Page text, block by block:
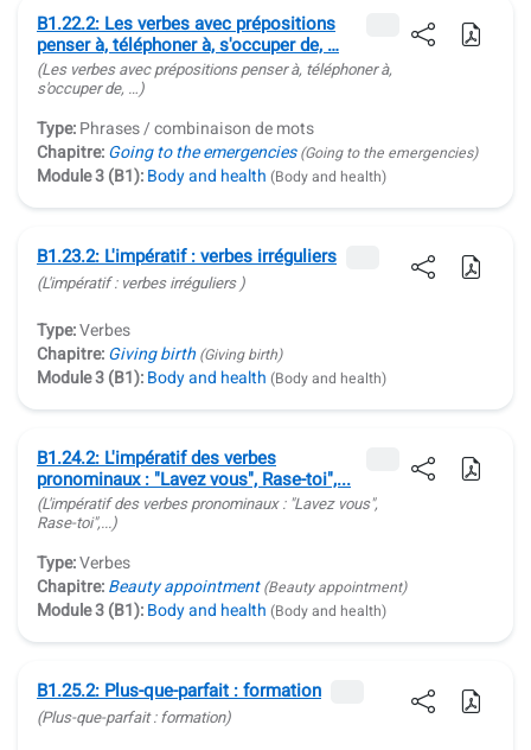
B1.22.2: Les verbes avec prépositions
penser à, téléphoner à, s'occuper de, …
(Les verbes avec prépositionspenser à, téléphoner à,
s'occuper de, …)
Type:Phrases / combinaison de mots
Chapitre:Going to the emergencies (Going to the emergencies)
Module 3 (B1):Body and health (Body and health)
B1.23.2: L'impératif : verbes irréguliers
(L'impératif : verbes irréguliers )
Type:Verbes
Chapitre:Giving birth (Giving birth)
Module 3 (B1):Body and health (Body and health)
B1.24.2: L'impératif des verbes
pronominaux : "Lavez vous", Rase-toi",...
(L'impératif des verbes pronominaux : "Lavez vous",
Rase-toi",...)
Type:Verbes
Chapitre:Beauty appointment (Beauty appointment)
Module 3 (B1):Body and health (Body and health)
B1.25.2: Plus-que-parfait : formation
(Plus-que-parfait : formation)